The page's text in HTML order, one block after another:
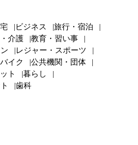
ビジネス
旅行・宿泊
介護
教育・習い事
レジャー・スポーツ
イク
公共機関・団体
ト
暮らし
歯科